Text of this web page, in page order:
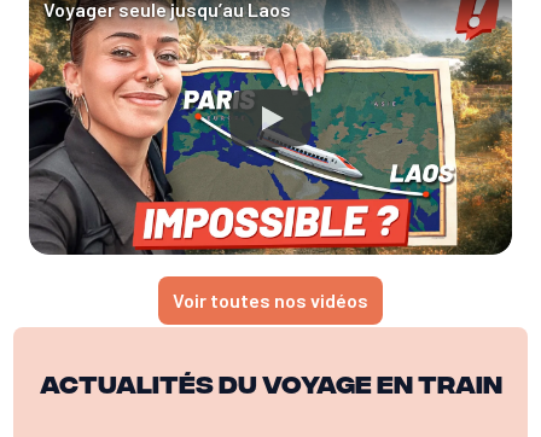
Voyager seule jusqu’au Laos
Voir toutes nos vidéos
Actualités du voyage en train